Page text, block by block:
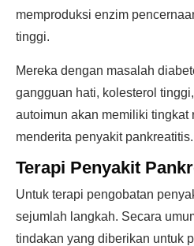
memproduksi enzim
tinggi.
Mereka dengan masalah
gangguan hati, kolesterol
autoimun akan memiliki tingkat
menderita penyakit pankreatitis.
Terapi Penyakit
Untuk terapi pengobatan
sejumlah langkah. Secara
tindakan yang diberikan untuk